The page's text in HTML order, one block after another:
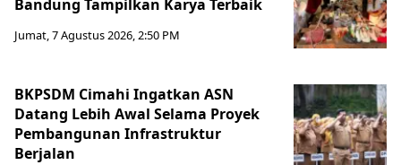
Bandung Tampilkan Karya Terbaik
Jumat, 7 Agustus 2026, 2:50 PM
BKPSDM Cimahi Ingatkan ASN
Datang Lebih Awal Selama Proyek
Pembangunan Infrastruktur
Berjalan